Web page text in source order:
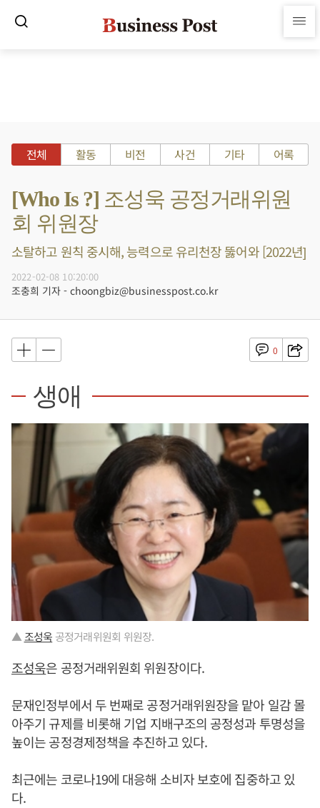
전체 활동 비전 사건 기타 어록
[Who Is ?] 조성욱 공정거래위원
회 위원장
소탈하고 원칙 중시해, 능력으로 유리천장 뚫어와 [2022년]
2022-02-08 10:20:00
조충희 기자 - choongbiz@businesspost.co.kr
0
생애
▲조성욱 공정거래위원회 위원장.
조성욱은 공정거래위원회 위원장이다.
문재인정부에서 두 번째로 공정거래위원장을 맡아 일감 몰
아주기 규제를 비롯해 기업 지배구조의 공정성과 투명성을
높이는 공정경제정책을 추진하고 있다.
최근에는 코로나19에 대응해 소비자 보호에 집중하고 있
다.